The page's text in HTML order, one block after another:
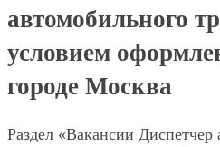
автомобильного
условием
городе Москва
Раздел «Вакансии Диспетчер